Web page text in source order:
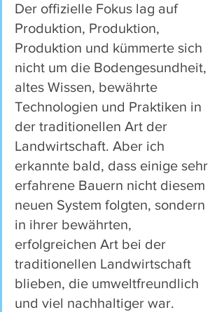
Der offizielle Fokus lag auf
Produktion, Produktion,
Produktion und kümmerte sich
nicht um die Bodengesundheit,
altes Wissen, bewährte
Technologien und Praktiken in
der traditionellen Art der
Landwirtschaft. Aber ich
erkannte bald, dass einige sehr
erfahrene Bauern nicht diesem
neuen System folgten, sondern
in ihrer bewährten,
erfolgreichen Art bei der
traditionellen Landwirtschaft
blieben, die umweltfreundlich
und viel nachhaltiger war.